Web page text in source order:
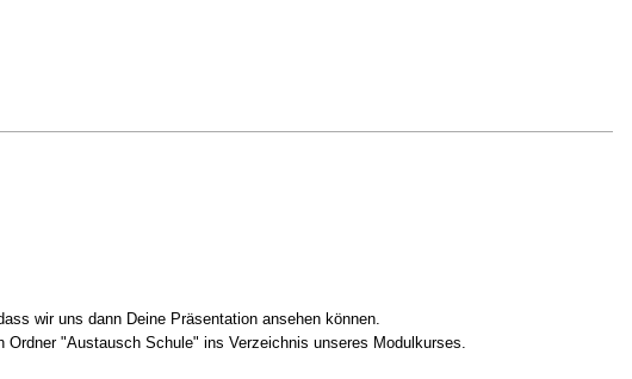
wir uns dann Deine Präsentation ansehen können.
"Austausch Schule" ins Verzeichnis unseres Modulkurses.